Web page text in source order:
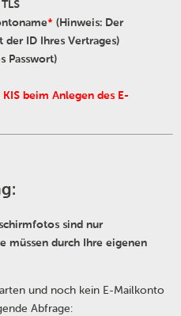
LS
* (Hinweis: Der
der ID Ihres Vertrages)
Passwort)
beim Anlegen des E-
sind nur
müssen durch Ihre eigenen
und noch kein E-Mailkonto
Abfrage: